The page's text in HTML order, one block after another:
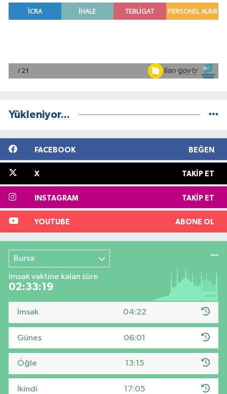
Yükleniyor...
FACEBOOK BEĞEN
X TAKIP ET
INSTAGRAM TAKIP ET
YOUTUBE ABONE OL
Bursa
İmsak vaktine kalan süre
02:33:18
İmsak 04:22
Güneş 06:01
Öğle 13:15
İkindi 17:05